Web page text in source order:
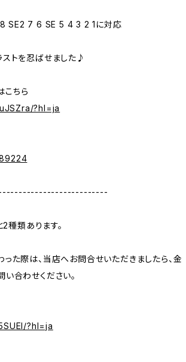
SE2 7 6 SE 5 4 3 2 1に対応
ストを忍ばせました♪
ちら
?hl=ja
類あります。
た際は、当店へお問合せいただきましたら、金
合わせください。
?hl=ja